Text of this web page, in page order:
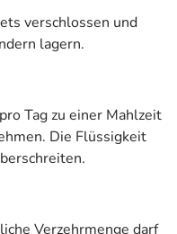
verschlossen und
lagern.
Tag zu einer Mahlzeit
Die Flüssigkeit
Verzehrmenge darf